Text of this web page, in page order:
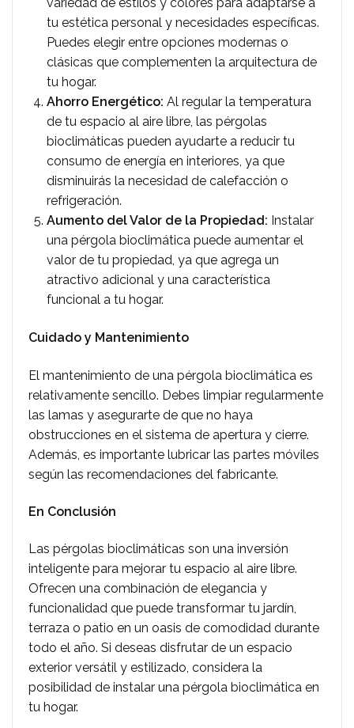
tu estética personal y necesidades específicas.
Puedes elegir entre opciones modernas o
clásicas que complementen la arquitectura de
tu hogar.
Ahorro Energético: Al regular la temperatura
de tu espacio al aire libre, las pérgolas
bioclimáticas pueden ayudarte a reducir tu
consumo de energía en interiores, ya que
disminuirás la necesidad de calefacción o
refrigeración.
Aumento del Valor de la Propiedad: Instalar
una pérgola bioclimática puede aumentar el
valor de tu propiedad, ya que agrega un
atractivo adicional y una característica
funcional a tu hogar.
Cuidado y Mantenimiento
El mantenimiento de una pérgola bioclimática es
relativamente sencillo. Debes limpiar regularmente
las lamas y asegurarte de que no haya
obstrucciones en el sistema de apertura y cierre.
Además, es importante lubricar las partes móviles
según las recomendaciones del fabricante.
En Conclusión
Las pérgolas bioclimáticas son una inversión
inteligente para mejorar tu espacio al aire libre.
Ofrecen una combinación de elegancia y
funcionalidad que puede transformar tu jardín,
terraza o patio en un oasis de comodidad durante
todo el año. Si deseas disfrutar de un espacio
exterior versátil y estilizado, considera la
posibilidad de instalar una pérgola bioclimática en
tu hogar.